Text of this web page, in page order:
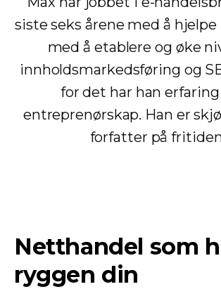
siste seks årene med å
med å etablere og øke
innholdsmarkedsføring og
for det har han
entreprenørskap. Han er
forfatter på
Netthandel som
ryggen din